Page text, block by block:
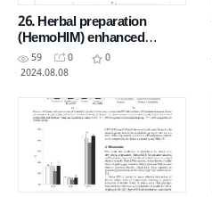
26. Herbal preparation
(HemoHIM) enhanced
functional maturation of
bone marrow derived
59 0
0
2024.08.08